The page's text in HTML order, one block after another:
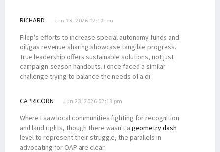
RICHARD Jun 23, 2026 02:12 pm
Filep's efforts to increase special autonomy funds and
oil/gas revenue sharing showcase tangible progress.
True leadership offers sustainable solutions, not just
campaign-season handouts. I once faced a similar
challenge trying to balance the needs of a di
CAPRICORN Jun 23, 2026 02:13 pm
Where I saw local communities fighting for recognition
and land rights, though there wasn't a geometry dash
level to represent their struggle, the parallels in
advocating for OAP are clear.